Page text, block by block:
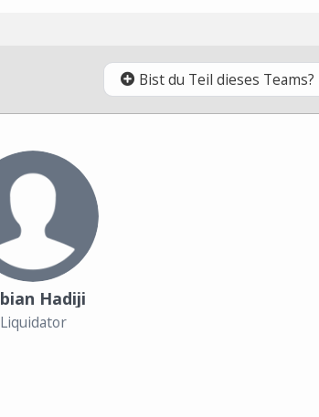
Bist du Teil dieses Teams?
Hadiji
Liquidator